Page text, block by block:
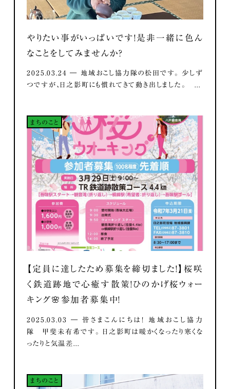
やりたい事がいっぱいです！是非一緒に色ん
なことをしてみませんか？
2025.03.24 ― 地域おこし協力隊の松田です。 少しず
つですが、日之影町にも慣れてきて動き出しました。 ...
まちのこと
【定員に達したため募集を締切ました！】桜咲
く鉄道跡地で心癒す散策！ひのかげ桜ウォー
キング🌸参加者募集中！
2025.03.03 ― 皆さまこんにちは！ 地域おこし協力
隊 甲斐未有希です。 日之影町は暖かくなったり寒くな
ったりと気温差...
まちのこと